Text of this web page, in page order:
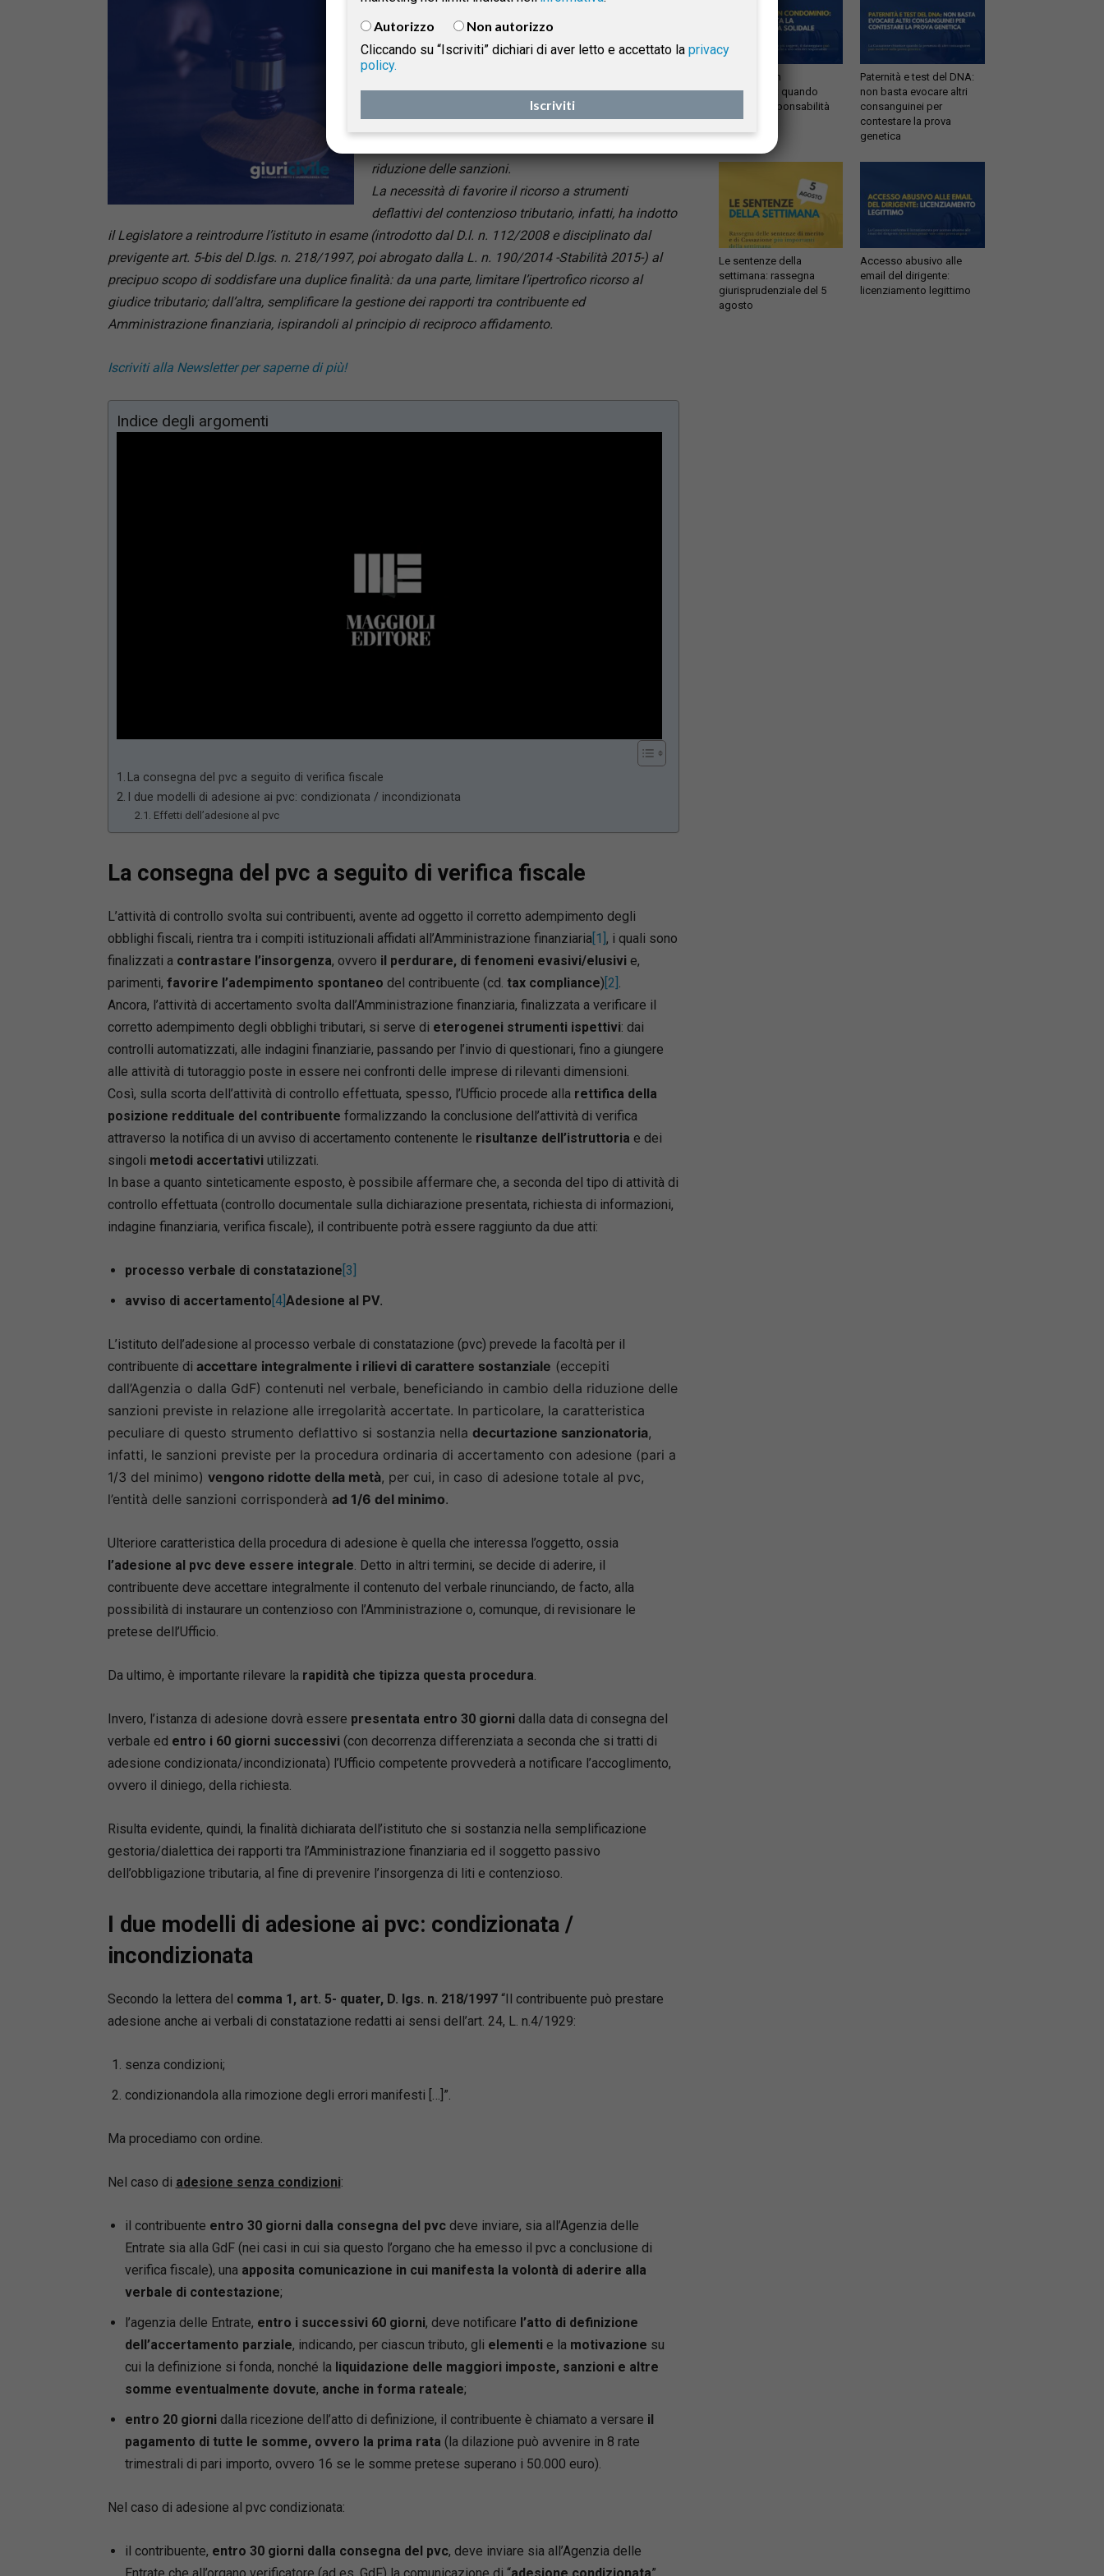
all’interno del D.lgs. n. 218/1997 (Disposizioni in
materia di accertamento con adesione e di
facoltà di aderire ai rilievi contenuti nei verbali di
constatazione, redatti dagli uffici dell’Agenzia o dalla
riduzione delle sanzioni.
La necessità di favorire il ricorso a strumenti
deflattivi del contenzioso tributario, infatti, ha indotto
il Legislatore a reintrodurre l’istituto in esame (introdotto dal D.l. n. 112/2008 e disciplinato dal
previgente art. 5-bis del D.lgs. n. 218/1997, poi abrogato dalla L. n. 190/2014 -Stabilità 2015-) al
precipuo scopo di soddisfare una duplice finalità: da una parte, limitare l’ipertrofico ricorso al
giudice tributario; dall’altra, semplificare la gestione dei rapporti tra contribuente ed
Amministrazione finanziaria, ispirandoli al principio di reciproco affidamento.
Iscriviti alla Newsletter per saperne di più!
Indice degli argomenti
66.17%
La consegna del pvc a seguito di verifica fiscale
I due modelli di adesione ai pvc: condizionata / incondizionata
Effetti dell’adesione al pvc
La consegna del pvc a seguito di verifica fiscale
L’attività di controllo svolta sui contribuenti, avente ad oggetto il corretto adempimento degli
obblighi fiscali, rientra tra i compiti istituzionali affidati all’Amministrazione finanziaria[1] , i quali sono
finalizzati a contrastare l’insorgenza, ovvero il perdurare, di fenomeni evasivi/elusivi e,
parimenti, favorire l’adempimento spontaneo del contribuente (cd. tax compliance) [2] .
Ancora, l’attività di accertamento svolta dall’Amministrazione finanziaria, finalizzata a verificare il
corretto adempimento degli obblighi tributari, si serve di eterogenei strumenti ispettivi: dai
controlli automatizzati, alle indagini finanziarie, passando per l’invio di questionari, fino a giungere
alle attività di tutoraggio poste in essere nei confronti delle imprese di rilevanti dimensioni.
Così, sulla scorta dell’attività di controllo effettuata, spesso, l’Ufficio procede alla rettifica della
posizione reddituale del contribuente formalizzando la conclusione dell’attività di verifica
attraverso la notifica di un avviso di accertamento contenente le risultanze dell’istruttoria e dei
singoli metodi accertativi utilizzati.
In base a quanto sinteticamente esposto, è possibile affermare che, a seconda del tipo di attività di
controllo effettuata (controllo documentale sulla dichiarazione presentata, richiesta di informazioni,
indagine finanziaria, verifica fiscale), il contribuente potrà essere raggiunto da due atti:
processo verbale di constatazione [3]
avviso di accertamento [4] Adesione al PV.
L’istituto dell’adesione al processo verbale di constatazione (pvc) prevede la facoltà per il
contribuente di accettare integralmente i rilievi di carattere sostanziale (eccepiti
dall’Agenzia o dalla GdF) contenuti nel verbale, beneficiando in cambio della riduzione delle
sanzioni previste in relazione alle irregolarità accertate. In particolare, la caratteristica
peculiare di questo strumento deflattivo si sostanzia nella decurtazione sanzionatoria,
infatti, le sanzioni previste per la procedura ordinaria di accertamento con adesione (pari a
1/3 del minimo) vengono ridotte della metà, per cui, in caso di adesione totale al pvc,
l’entità delle sanzioni corrisponderà ad 1/6 del minimo.
Ulteriore caratteristica della procedura di adesione è quella che interessa l’oggetto, ossia
l’adesione al pvc deve essere integrale. Detto in altri termini, se decide di aderire, il
contribuente deve accettare integralmente il contenuto del verbale rinunciando, de facto, alla
possibilità di instaurare un contenzioso con l’Amministrazione o, comunque, di revisionare le
pretese dell’Ufficio.
Da ultimo, è importante rilevare la rapidità che tipizza questa procedura.
Invero, l’istanza di adesione dovrà essere presentata entro 30 giorni dalla data di consegna del
verbale ed entro i 60 giorni successivi (con decorrenza differenziata a seconda che si tratti di
adesione condizionata/incondizionata) l’Ufficio competente provvederà a notificare l’accoglimento,
ovvero il diniego, della richiesta.
Risulta evidente, quindi, la finalità dichiarata dell’istituto che si sostanzia nella semplificazione
gestoria/dialettica dei rapporti tra l’Amministrazione finanziaria ed il soggetto passivo
dell’obbligazione tributaria, al fine di prevenire l’insorgenza di liti e contenzioso.
I due modelli di adesione ai pvc: condizionata /
incondizionata
Secondo la lettera del comma 1, art. 5- quater, D. lgs. n. 218/1997“Il contribuente può prestare
adesione anche ai verbali di constatazione redatti ai sensi dell’art. 24, L. n.4/1929:
senza condizioni;
condizionandola alla rimozione degli errori manifesti […]”.
Ma procediamo con ordine.
Nel caso di adesione senza condizioni:
il contribuente entro 30 giorni dalla consegna del pvcdeve inviare, sia all’Agenzia delle
Entrate sia alla GdF (nei casi in cui sia questo l’organo che ha emesso il pvc a conclusione di
verifica fiscale), una apposita comunicazione in cui manifesta la volontà di aderire alla
verbale di contestazione;
l’agenzia delle Entrate, entro i successivi 60 giorni, deve notificare l’atto di definizione
dell’accertamento parziale, indicando, per ciascun tributo, gli elementi e la motivazione su
cui la definizione si fonda, nonché la liquidazione delle maggiori imposte, sanzioni e altre
somme eventualmente dovute, anche in forma rateale;
entro 20 giorni dalla ricezione dell’atto di definizione, il contribuente è chiamato a versare il
pagamento di tutte le somme, ovvero la prima rata (la dilazione può avvenire in 8 rate
trimestrali di pari importo, ovvero 16 se le somme pretese superano i 50.000 euro).
Nel caso di adesione al pvc condizionata:
il contribuente, entro 30 giorni dalla consegna del pvc, deve inviare sia all’Agenzia delle
Infiltrazioni in
condominio: quando
scatta la responsabilità
solidale
Paternità e test del DNA:
non basta evocare altri
consanguinei per
contestare la prova
genetica
Le sentenze della
settimana: rassegna
giurisprudenziale del 5
agosto
Accesso abusivo alle
email del dirigente:
licenziamento legittimo
Autorizzo
Non autorizzo
Cliccando su “Iscriviti” dichiari di aver letto e accettato la privacy
policy.
Iscriviti